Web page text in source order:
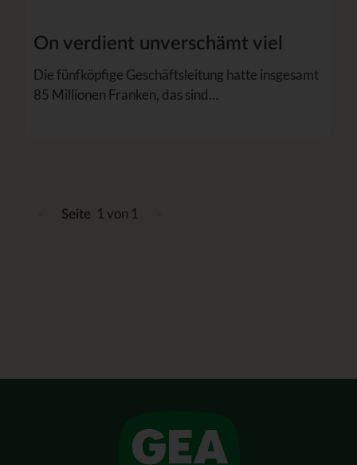
On verdient unverschämt viel
Die fünfköpfige Geschäftsleitung hatte insgesamt
85 Millionen Franken, das sind…
Seite 1 von 1